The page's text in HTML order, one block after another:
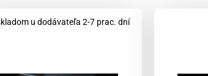
u dodávateľa 2-7 prac. dní